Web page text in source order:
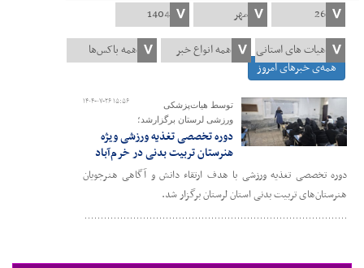
همه‌ی خبرهای امروز
۱۴۰۴-۰۷-۲۶ ۱۵:۵۶
توسط هیات‌پزشکی
ورزشی لرستان برگزارشد؛
دوره تخصصی تغذیه ورزشی ویژه
هنرستان تربیت بدنی در خرم‌آباد
دوره تخصصی تغذیه ورزشی با هدف ارتقاء دانش و آگاهی هنرجویان
هنرستان‌های تربیت بدنی استان لرستان برگزار شد.